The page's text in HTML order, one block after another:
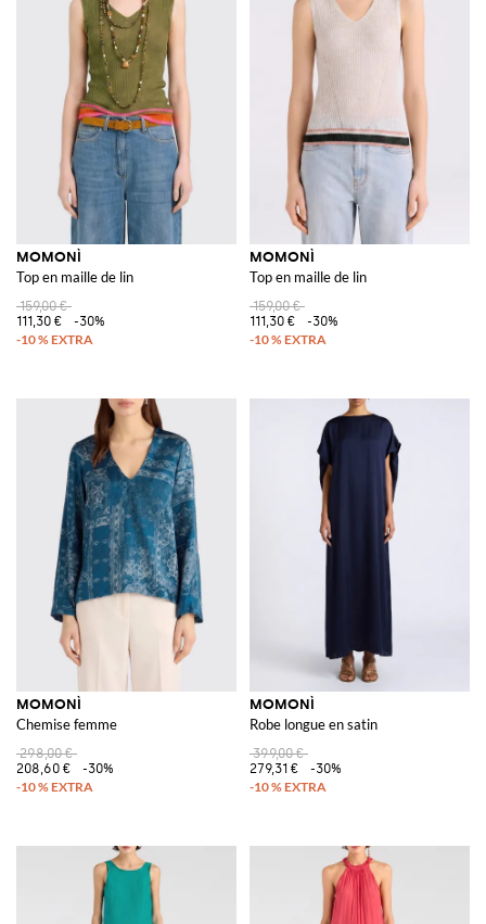
MOMONÌ
Top en maille de lin
159,00 €
111,30 €
-30%
MOMONÌ
Top en maille de lin
159,00 €
111,30 €
-30%
MOMONÌ
Chemise femme
298,00 €
208,60 €
-30%
MOMONÌ
Robe longue en satin
399,00 €
279,31 €
-30%